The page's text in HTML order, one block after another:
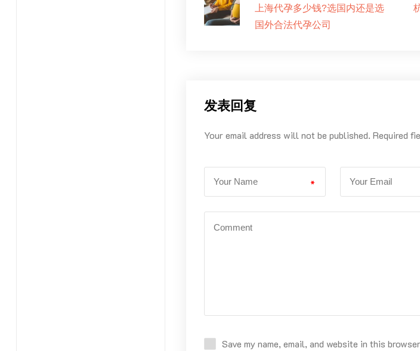
上海代孕多少钱?选国内还是选
国外合法代孕公司
发表回复
Your email address will not be published. Required
*
Save my name, email, and website in this